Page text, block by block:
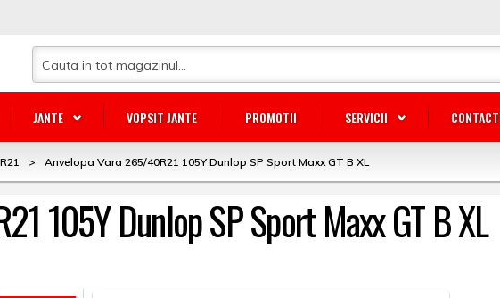
JANTE VOPSIT JANTE PROMOTII SERVICII
> Anvelopa Vara 265/40R21 105Y Dunlop SP Sport Maxx GT B XL
105Y Dunlop SP Sport Maxx GT B XL